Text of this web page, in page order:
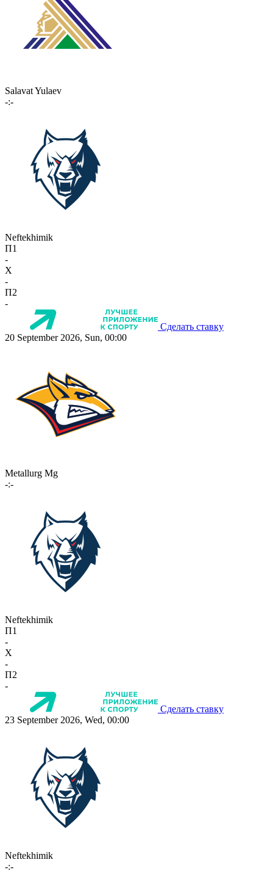
Salavat Yulaev
-:-
Neftekhimik
П1
-
X
-
П2
-
Сделать ставку
20 September 2026, Sun, 00:00
Metallurg Mg
-:-
Neftekhimik
П1
-
X
-
П2
-
Сделать ставку
23 September 2026, Wed, 00:00
Neftekhimik
-:-